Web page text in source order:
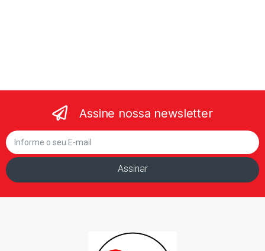
Assine nossa newsletter
Assinar